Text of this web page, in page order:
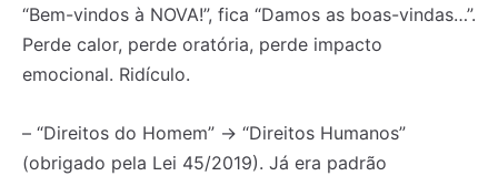
“Bem-vindos à NOVA!”, fica “Damos as boas-vindas…”.
Perde calor, perde oratória, perde impacto
emocional. Ridículo.
– “Direitos do Homem” → “Direitos Humanos”
(obrigado pela Lei 45/2019). Já era padrão